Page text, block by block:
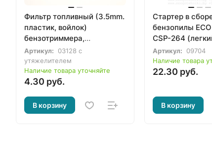
Фильтр топливный (3.5mm.
пластик, войлок)
бензотриммера,
бензопилы
Артикул:
03128 с
утяжелителем
Наличие товара уточняйте
4.30 руб.
В корзину
Стартер в
бензопилы
CSP-264
зацепа)
Артикул:
09704
Наличие товара
22.30 руб.
В корзину